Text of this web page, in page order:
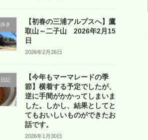
き
【初春の三浦アルプスへ】鷹
取山～二子山 2026年2月15
日
2026年2月26日
日記
【今年もマーマレードの季
節】横着する予定でしたが、
逆に手間がかかってしまいま
した。しかし、結果としてと
てもおいしいものができたお
話です。
2026年1月30日